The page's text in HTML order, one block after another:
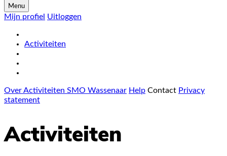
Menu
Mijn profiel Uitloggen
Activiteiten
Over Activiteiten SMO Wassenaar Help Contact Privacy
statement
Activiteiten